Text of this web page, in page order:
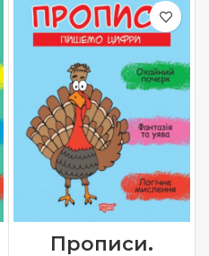
Прописи.